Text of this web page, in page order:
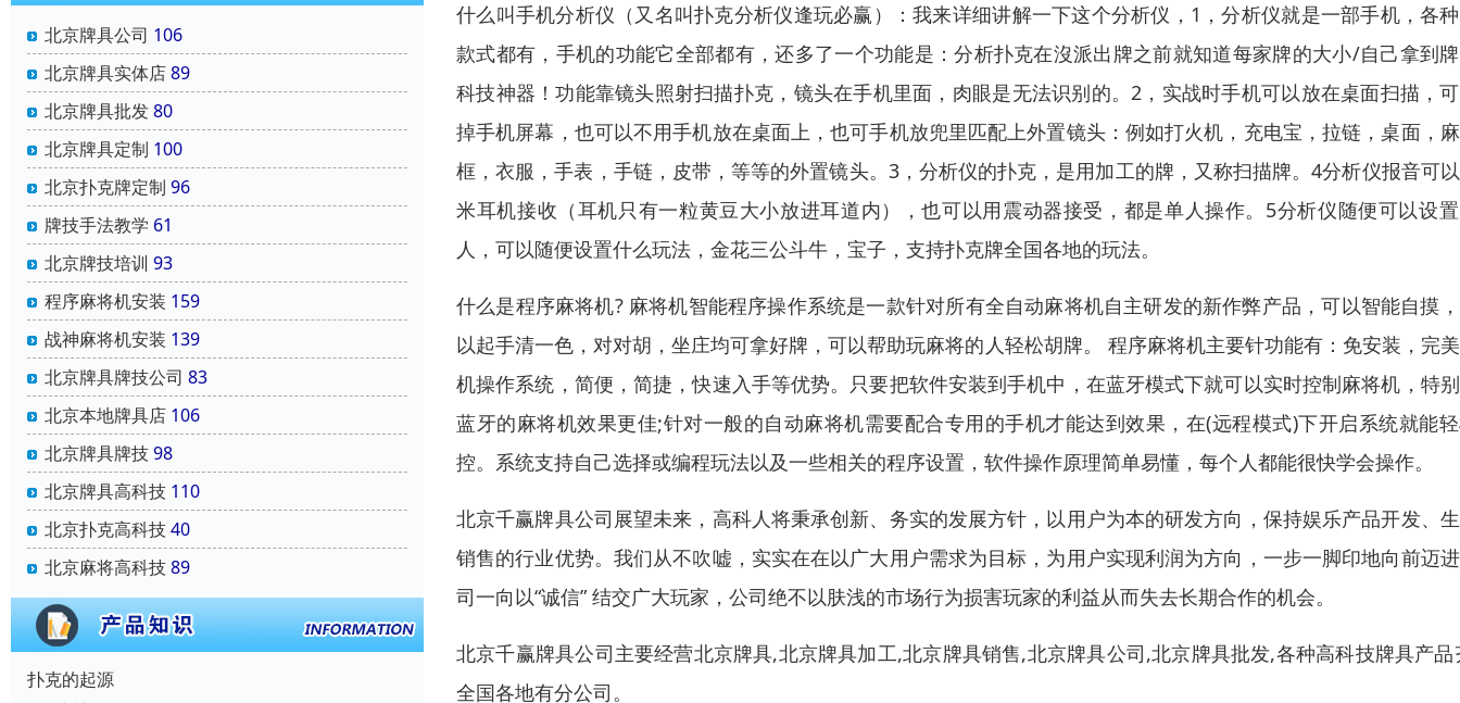
北京牌具公司 106
北京牌具实体店89
北京牌具批发80
北京牌具定制 100
北京扑克牌定制 96
牌技手法教学 61
北京牌技培训 93
程序麻将机安装 159
战神麻将机安装 139
北京牌具牌技公司 83
北京本地牌具店 106
北京牌具牌技98
北京牌具高科技 110
北京扑克高科技40
北京麻将高科技89
扑克的起源
什么叫手机分析仪（又名叫扑克分析仪逢玩必赢）：我来详细讲解一下这个分析仪，1，分析仪就是一部手机，各
款式都有，手机的功能它全部都有，还多了一个功能是：分析扑克在沒派出牌之前就知道每家牌的大小/自己拿到
科技神器！功能靠镜头照射扫描扑克，镜头在手机里面，肉眼是无法识别的。2，实战时手机可以放在桌面扫描，
掉手机屏幕，也可以不用手机放在桌面上，也可手机放兜里匹配上外置镜头：例如打火机，充电宝，拉链，桌面，
框，衣服，手表，手链，皮带，等等的外置镜头。3，分析仪的扑克，是用加工的牌，又称扫描牌。4分析仪报音可
米耳机接收（耳机只有一粒黄豆大小放进耳道内），也可以用震动器接受，都是单人操作。5分析仪随便可以设
人，可以随便设置什么玩法，金花三公斗牛，宝子，支持扑克牌全国各地的玩法。
什么是程序麻将机? 麻将机智能程序操作系统是一款针对所有全自动麻将机自主研发的新作弊产品，可以智能自摸
以起手清一色，对对胡，坐庄均可拿好牌，可以帮助玩麻将的人轻松胡牌。 程序麻将机主要针功能有：免安装，完
机操作系统，简便，简捷，快速入手等优势。只要把软件安装到手机中，在蓝牙模式下就可以实时控制麻将机，特
蓝牙的麻将机效果更佳;针对一般的自动麻将机需要配合专用的手机才能达到效果，在(远程模式)下开启系统就能
控。系统支持自己选择或编程玩法以及一些相关的程序设置，软件操作原理简单易懂，每个人都能很快学会操作。
北京千赢牌具公司展望未来，高科人将秉承创新、务实的发展方针，以用户为本的研发方向，保持娱乐产品开发、
销售的行业优势。我们从不吹嘘，实实在在以广大用户需求为目标，为用户实现利润为方向，一步一脚印地向前迈
司一向以“诚信” 结交广大玩家，公司绝不以肤浅的市场行为损害玩家的利益从而失去长期合作的机会。
北京千赢牌具公司主要经营北京牌具,北京牌具加工,北京牌具销售,北京牌具公司,北京牌具批发,各种高科技牌具产品
全国各地有分公司。